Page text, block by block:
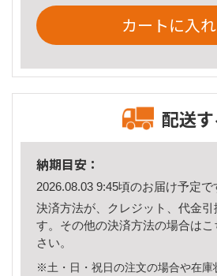
カートに入
配送
納期目安：
2026.08.03 9:45頃のお届け予定で
決済方法が、クレジット、代金引
す。その他の決済方法の場合はこ
さい。
※土・日・祝日の注文の場合や在庫